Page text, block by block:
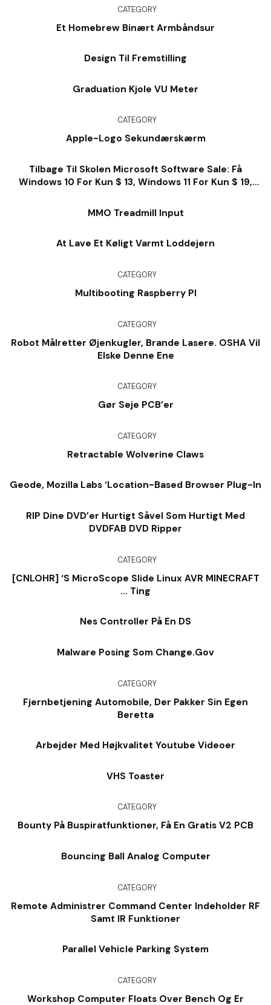
CATEGORY
Et Homebrew Binært Armbåndsur
Design Til Fremstilling
Graduation Kjole VU Meter
CATEGORY
Apple-Logo Sekundærskærm
Tilbage Til Skolen Microsoft Software Sale: Få
Windows 10 For Kun $ 13, Windows 11 For Kun $ 19,
MMO Treadmill Input
At Lave Et Køligt Varmt Loddejern
CATEGORY
Multibooting Raspberry PI
CATEGORY
Robot Målretter Øjenkugler, Brande Lasere. OSHA Vil
Elske Denne Ene
CATEGORY
Gør Seje PCB’er
CATEGORY
Retractable Wolverine Claws
Geode, Mozilla Labs ‘Location-Based Browser Plug-In
RIP Dine DVD’er Hurtigt Såvel Som Hurtigt Med
DVDFAB DVD Ripper
CATEGORY
[CNLOHR] ‘s MicroScope Slide Linux AVR MINECRAFT
… Ting
Nes Controller På En DS
Malware Posing Som Change.Gov
CATEGORY
Fjernbetjening Automobile, Der Pakker Sin Egen
Beretta
Arbejder Med Højkvalitet Youtube Videoer
VHS Toaster
CATEGORY
Bounty På Buspiratfunktioner, Få En Gratis V2 PCB
Bouncing Ball Analog Computer
CATEGORY
Remote Administrer Command Center Indeholder RF
Samt IR Funktioner
Parallel Vehicle Parking System
CATEGORY
Workshop Computer Floats Over Bench Og Er